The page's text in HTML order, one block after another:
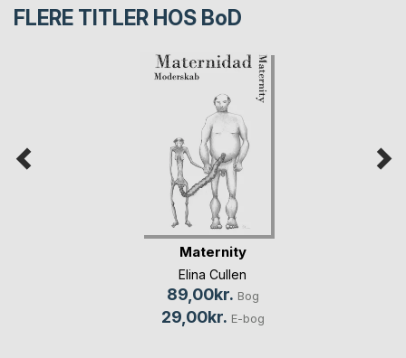
FLERE TITLER HOS BoD
Maternity
Elina Cullen
89,00kr. Bog
29,00kr. E-bog